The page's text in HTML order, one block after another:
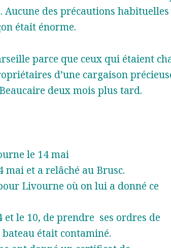
Aucune des précautions habituelles
était énorme.
parce que ceux qui étaient
d’une cargaison
deux mois plus tard.
le 14 mai
mai et a relâché au Brusc.
Livourne où on lui a donné ce
le 10, de prendre ses ordres de
était contaminé.